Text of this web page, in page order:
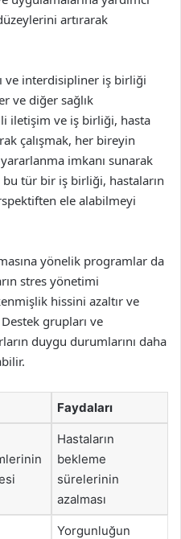
artırarak
ve interdisipliner iş birliği
ve diğer sağlık
iletişim ve iş birliği, hasta
çalışmak, her bireyin
imkanı sunarak
bu tür bir iş birliği, hastaların
ele alabilmeyi
yönelik programlar da
stres yönetimi
hissini azaltır ve
grupları ve
duygu durumlarını daha
Faydaları
Hastaların
bekleme
sürelerinin
azalması
Yorgunluğun